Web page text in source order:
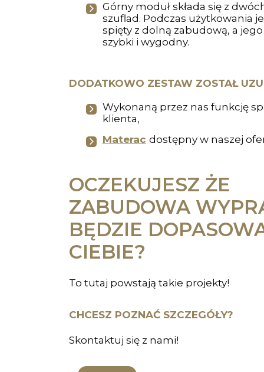
Górny moduł składa się z
szuflad. Podczas użytkowania
spięty z dolną zabudową, a
szybki i wygodny.
DODATKOWO ZESTAW ZOSTAŁ
Wykonaną przez nas funkcję
klienta,
Materac dostępny w naszej
OCZEKUJESZ ŻE
ZABUDOWA
BĘDZIE
CIEBIE?
To tutaj powstają takie projekty!
CHCESZ POZNAĆ SZCZEGÓŁY?
Skontaktuj się z nami!